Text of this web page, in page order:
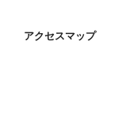
アクセスマップ